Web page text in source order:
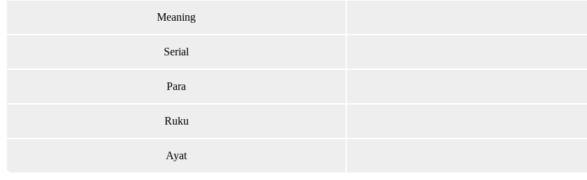
Meaning
Serial
Para
Ruku
Ayat